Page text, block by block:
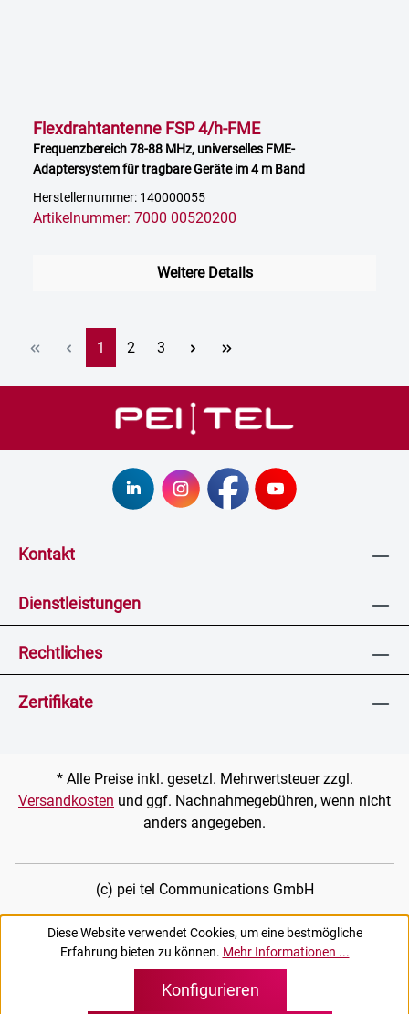
Flexdrahtantenne FSP 4/h-FME
Frequenzbereich 78-88 MHz, universelles FME-
Adaptersystem für tragbare Geräte im 4 m Band
Herstellernummer: 140000055
Artikelnummer: 7000 00520200
Weitere Details
Seite
1 Seite
2 Seite
3
Kontakt
Dienstleistungen
Rechtliches
Zertifikate
* Alle Preise inkl. gesetzl. Mehrwertsteuer zzgl.
Versandkosten und ggf. Nachnahmegebühren, wenn nicht
anders angegeben.
(c) pei tel Communications GmbH
Diese Website verwendet Cookies, um eine bestmögliche
Erfahrung bieten zu können. Mehr Informationen ...
Konfigurieren